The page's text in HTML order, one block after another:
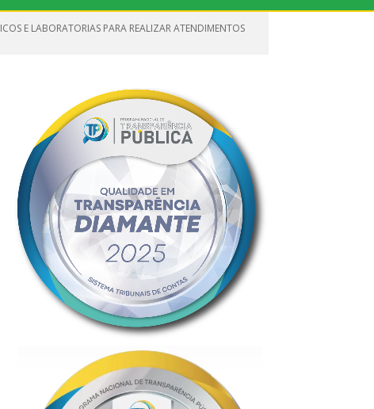
E LABORATORIAS PARA REALIZAR ATENDIMENTOS